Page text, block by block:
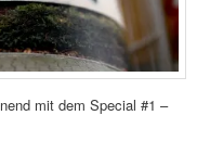
mit dem Special #1 –